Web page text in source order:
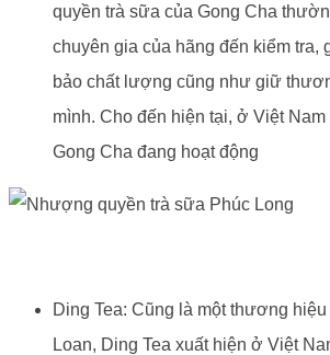
quyền trà sữa của Gong Cha
chuyên gia của hãng đến kiểm tra,
bảo chất lượng cũng như giữ
mình. Cho đến hiện tại, ở Việt
Gong Cha đang hoạt động
Ding Tea: Cũng là một thương
Loan, Ding Tea xuất hiện ở Việt